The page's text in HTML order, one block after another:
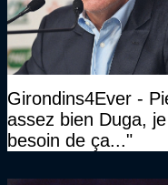
Girondins4Ever -
assez bien Duga,
besoin de ça..."